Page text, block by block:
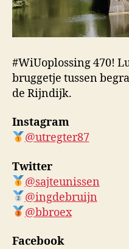
#WiUoplossing 470!
bruggetje tussen
de Rijndijk.
Instagram
@utregter87
Twitter
@sajteunissen
@ingdebruijn
@bbroex
Facebook